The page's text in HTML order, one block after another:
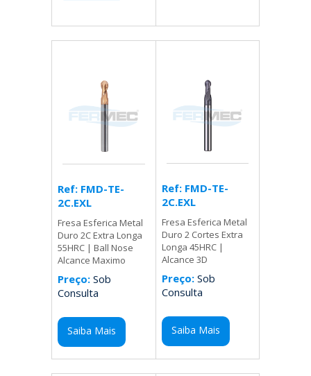
Ref: FMD-TE-
2C.EXL
Fresa Esferica Metal
Duro 2C Extra Longa
55HRC | Ball Nose
Alcance Maximo
Preço: Sob
Consulta
Saiba Mais
Ref: FMD-TE-
2C.EXL
Fresa Esferica Metal
Duro 2 Cortes Extra
Longa 45HRC |
Alcance 3D
Preço:Sob
Consulta
Saiba Mais